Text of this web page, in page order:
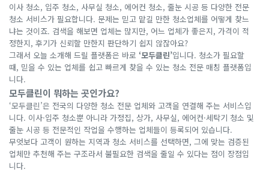
이사 청소, 입주 청소, 사무실 청소, 에어컨 청소, 줄눈 시공 등 다양한 전문
청소 서비스가 필요합니다. 문제는 믿고 맡길 만한 청소업체를 어떻게 찾느
냐는 것이죠. 검색을 해보면 업체는 많지만, 어느 업체가 좋은지, 가격이 적
정한지, 후기가 신뢰할 만한지 판단하기 쉽지 않잖아요?
그래서 오늘 소개해 드릴 플랫폼은 바로 ‘모두클린’입니다. 청소가 필요할
때, 믿을 수 있는 업체를 쉽고 빠르게 찾을 수 있는 청소 전문 매칭 플랫폼입
니다.
모두클린이 뭐하는 곳인가요?
‘모두클린’은 전국의 다양한 청소 전문 업체와 고객을 연결해 주는 서비스입
니다. 이사·입주 청소뿐 아니라 가정집, 상가, 사무실, 에어컨·세탁기 청소 및
줄눈 시공 등 전문적인 작업을 수행하는 업체들이 등록되어 있습니다.
무엇보다 고객이 원하는 지역과 청소 서비스를 선택하면, 그에 맞는 검증된
업체만 추천해 주는 구조라서 불필요한 검색을 줄일 수 있다는 점이 장점입
니다.